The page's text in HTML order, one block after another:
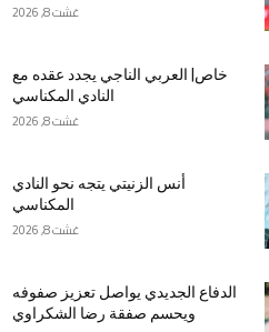
غشت 8, 2026
خاص| العربي الناجي يجدد عقده مع
النادي المكناسي
غشت 8, 2026
أنس الزنيتي يتجه نحو النادي
المكناسي
غشت 8, 2026
الدفاع الجديدي يواصل تعزيز صفوفه
ويحسم صفقة رضا الشكراوي